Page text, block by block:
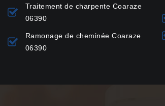
Traitement de charpente Coaraze
06390
Ramonage de cheminée Coaraze
06390